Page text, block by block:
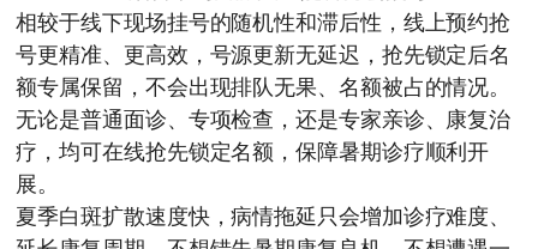
相较于线下现场挂号的随机性和滞后性，线上预约抢
号更精准、更高效，号源更新无延迟，抢先锁定后名
额专属保留，不会出现排队无果、名额被占的情况。
无论是普通面诊、专项检查，还是专家亲诊、康复治
疗，均可在线抢先锁定名额，保障暑期诊疗顺利开
展。
夏季白斑扩散速度快，病情拖延只会增加诊疗难度、